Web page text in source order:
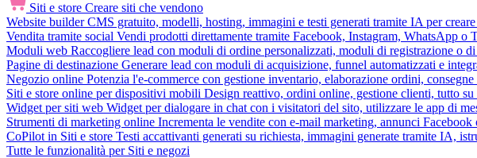
Siti e store Creare siti che vendono
Website builder CMS gratuito, modelli, hosting, immagini e testi generati tramite IA per
Vendita tramite social Vendi prodotti direttamente tramite Facebook, Instagram, WhatsApp o
Moduli web Raccogliere lead con moduli di ordine personalizzati, moduli di registrazione o
Pagine di destinazione Generare lead con moduli di acquisizione, funnel automatizzati e
Negozio online Potenzia l'e-commerce con gestione inventario, elaborazione ordini,
Siti e store online per dispositivi mobili Design reattivo, ordini online, gestione clienti, tutto
Widget per siti web Widget per dialogare in chat con i visitatori del sito, utilizzare le app di
Strumenti di marketing online Incrementa le vendite con e-mail marketing, annunci
CoPilot in Siti e store Testi accattivanti generati su richiesta, immagini generate tramite IA,
Tutte le funzionalità per Siti e negozi